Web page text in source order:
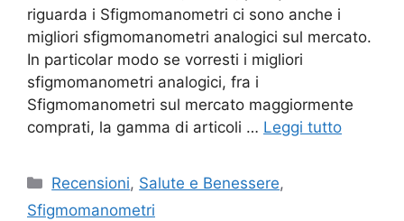
riguarda i Sfigmomanometri ci sono anche i
migliori sfigmomanometri analogici sul mercato.
In particolar modo se vorresti i migliori
sfigmomanometri analogici, fra i
Sfigmomanometri sul mercato maggiormente
comprati, la gamma di articoli … Leggi tutto
Categorie
Recensioni, Salute e Benessere,
Sfigmomanometri